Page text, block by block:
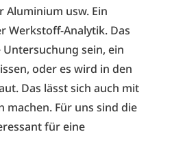
Aluminium usw. Ein
Werkstoff-Analytik. Das
sein, ein
oder es wird in den
Das lässt sich auch mit
Für uns sind die
für eine